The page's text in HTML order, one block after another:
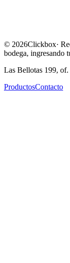
© 2026Clickbox·
bodega, ingresando
Las Bellotas 199,
ProductosContacto